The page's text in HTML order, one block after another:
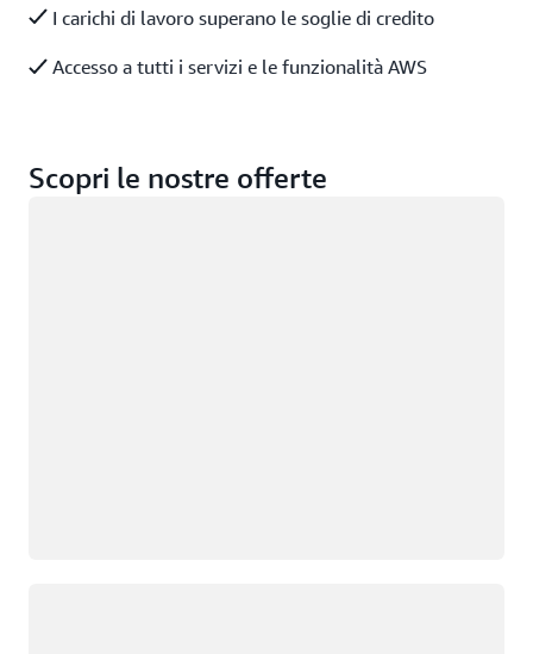
I carichi di lavoro superano le soglie di credito
Accesso a tutti i servizi e le funzionalità AWS
Scopri le nostre offerte